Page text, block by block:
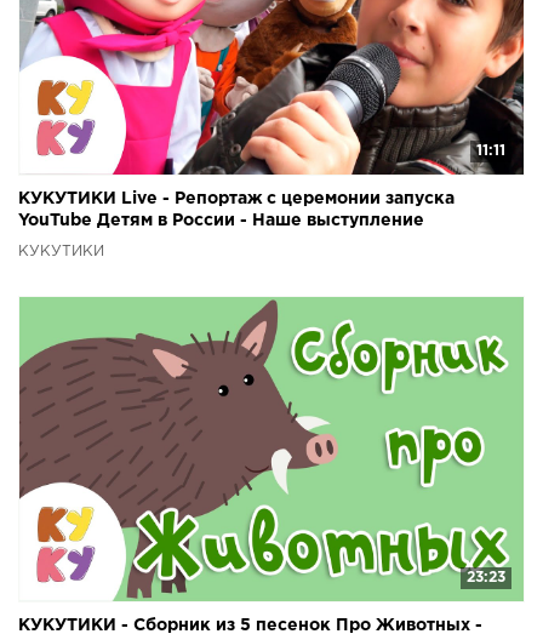
11:11
КУКУТИКИ Live - Репортаж с церемонии запуска
YouTube Детям в России - Наше выступление
КУКУТИКИ
23:23
КУКУТИКИ - Сборник из 5 песенок Про Животных -